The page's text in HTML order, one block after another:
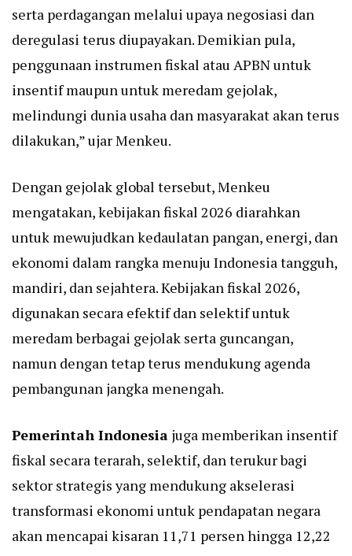
serta perdagangan melalui upaya negosiasi dan
deregulasi terus diupayakan. Demikian pula,
penggunaan instrumen fiskal atau APBN untuk
insentif maupun untuk meredam gejolak,
melindungi dunia usaha dan masyarakat akan terus
dilakukan,” ujar Menkeu.
Dengan gejolak global tersebut, Menkeu
mengatakan, kebijakan fiskal 2026 diarahkan
untuk mewujudkan kedaulatan pangan, energi, dan
ekonomi dalam rangka menuju Indonesia tangguh,
mandiri, dan sejahtera. Kebijakan fiskal 2026,
digunakan secara efektif dan selektif untuk
meredam berbagai gejolak serta guncangan,
namun dengan tetap terus mendukung agenda
pembangunan jangka menengah.
Pemerintah Indonesia juga memberikan insentif
fiskal secara terarah, selektif, dan terukur bagi
sektor strategis yang mendukung akselerasi
transformasi ekonomi untuk pendapatan negara
akan mencapai kisaran 11,71 persen hingga 12,22